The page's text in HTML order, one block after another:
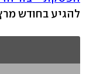
להגיע בחודש